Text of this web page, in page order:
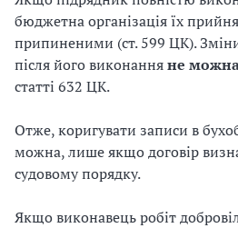
бюджетна організація їх
припиненими (ст. 599 ЦК).
після його виконанняне
статті 632 ЦК.
Отже, коригувати записи в
можна, лише якщо договір
судовому порядку.
Якщо виконавець робіт